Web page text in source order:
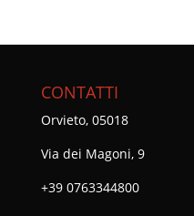
CONTATTI
Orvieto, 05018
Via dei Magoni, 9
+39 0763344800